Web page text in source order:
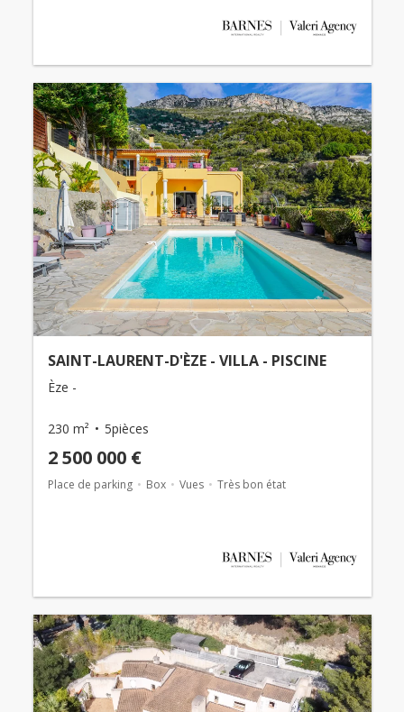
SAINT-LAURENT-D'ÈZE - VILLA - PISCINE
Èze -
230 m² 5pièces
2 500 000 €
Place de parking Box Vues Très bon état